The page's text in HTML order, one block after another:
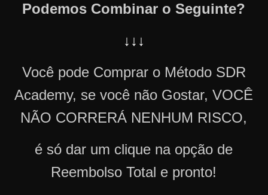
Podemos Combinar o Seguinte?
↓↓↓
Você pode Comprar o Método SDR
Academy, se você não Gostar, VOCÊ
NÃO CORRERÁ NENHUM RISCO,
é só dar um clique na opção de
Reembolso Total e pronto!